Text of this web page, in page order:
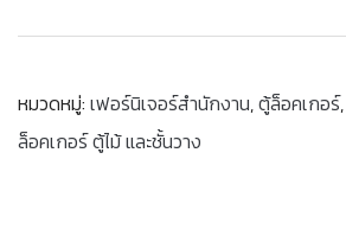
หมวดหมู่: เฟอร์นิเจอร์สำนักงาน,ตู้ล็อคเกอร์,
ล็อคเกอร์ ตู้ไม้ และชั้นวาง